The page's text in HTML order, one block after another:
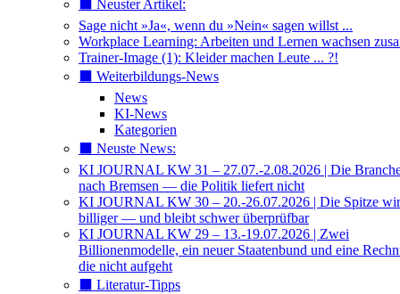
⬛️ Neuster Artikel:
Sage nicht »Ja«, wenn du »Nein« sagen willst ...
Workplace Learning: Arbeiten und Lernen wachsen
Trainer-Image (1): Kleider machen Leute ... ?!
⬛️ Weiterbildungs-News
News
KI-News
Kategorien
⬛️ Neuste News:
KI JOURNAL KW 31 – 27.07.-2.08.2026 | Die
nach Bremsen — die Politik liefert nicht
KI JOURNAL KW 30 – 20.-26.07.2026 | Die Spitze
billiger — und bleibt schwer überprüfbar
KI JOURNAL KW 29 – 13.-19.07.2026 | Zwei
Billionenmodelle, ein neuer Staatenbund und eine
die nicht aufgeht
⬛️ Literatur-Tipps